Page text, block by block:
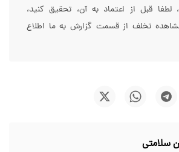
قبل از اعتماد به آن، تحقیق کنید،
تخلف از قسمت گزارش به ما اطلاع
سلامتی